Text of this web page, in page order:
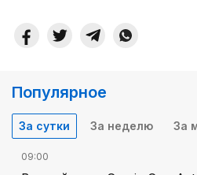
Популярное
За сутки За неделю За
09:00